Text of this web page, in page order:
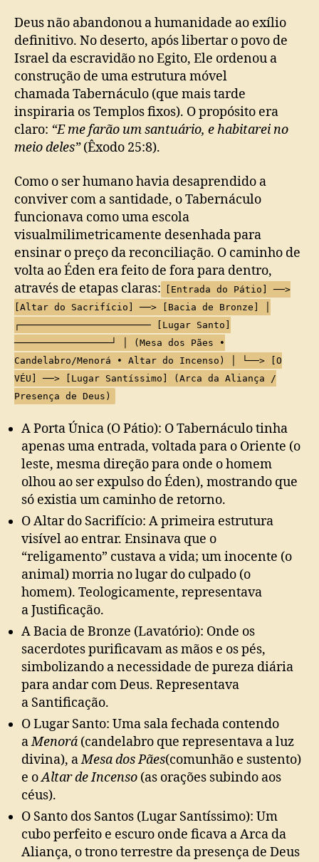
Deus não abandonou a humanidade ao exílio
definitivo. No deserto, após libertar o povo de
Israel da escravidão no Egito, Ele ordenou a
construção de uma estrutura móvel
chamada Tabernáculo (que mais tarde
inspiraria os Templos fixos). O propósito era
claro: “E me farão um santuário, e habitarei no
meio deles”(Êxodo 25:8).
Como o ser humano havia desaprendido a
conviver com a santidade, o Tabernáculo
funcionava como uma escola
visualmilimetricamente desenhada para
ensinar o preço da reconciliação. O caminho de
volta ao Éden era feito de fora para dentro,
através de etapas claras:
[Entrada do Pátio] ──>
[Altar do Sacrifício] ──> [Bacia de Bronze] │
┌─────────────────────── [Lugar Santo]
─────────────────┘ │ (Mesa dos Pães •
Candelabro/Menorá • Altar do Incenso) │ └──> [O
VÉU] ──> [Lugar Santíssimo] (Arca da Aliança /
Presença de Deus)
A Porta Única (O Pátio): O Tabernáculo tinha
apenas uma entrada, voltada para o Oriente (o
leste, mesma direção para onde o homem
olhou ao ser expulso do Éden), mostrando que
só existia um caminho de retorno.
O Altar do Sacrifício: A primeira estrutura
visível ao entrar. Ensinava que o
“religamento” custava a vida; um inocente (o
animal) morria no lugar do culpado (o
homem). Teologicamente, representava
a Justificação.
A Bacia de Bronze (Lavatório): Onde os
sacerdotes purificavam as mãos e os pés,
simbolizando a necessidade de pureza diária
para andar com Deus. Representava
a Santificação.
O Lugar Santo: Uma sala fechada contendo
aMenorá (candelabro que representava a luz
divina), aMesa dos Pães(comunhão e sustento)
e oAltar de Incenso (as orações subindo aos
céus).
O Santo dos Santos (Lugar Santíssimo): Um
cubo perfeito e escuro onde ficava a Arca da
Aliança, o trono terrestre da presença de Deus